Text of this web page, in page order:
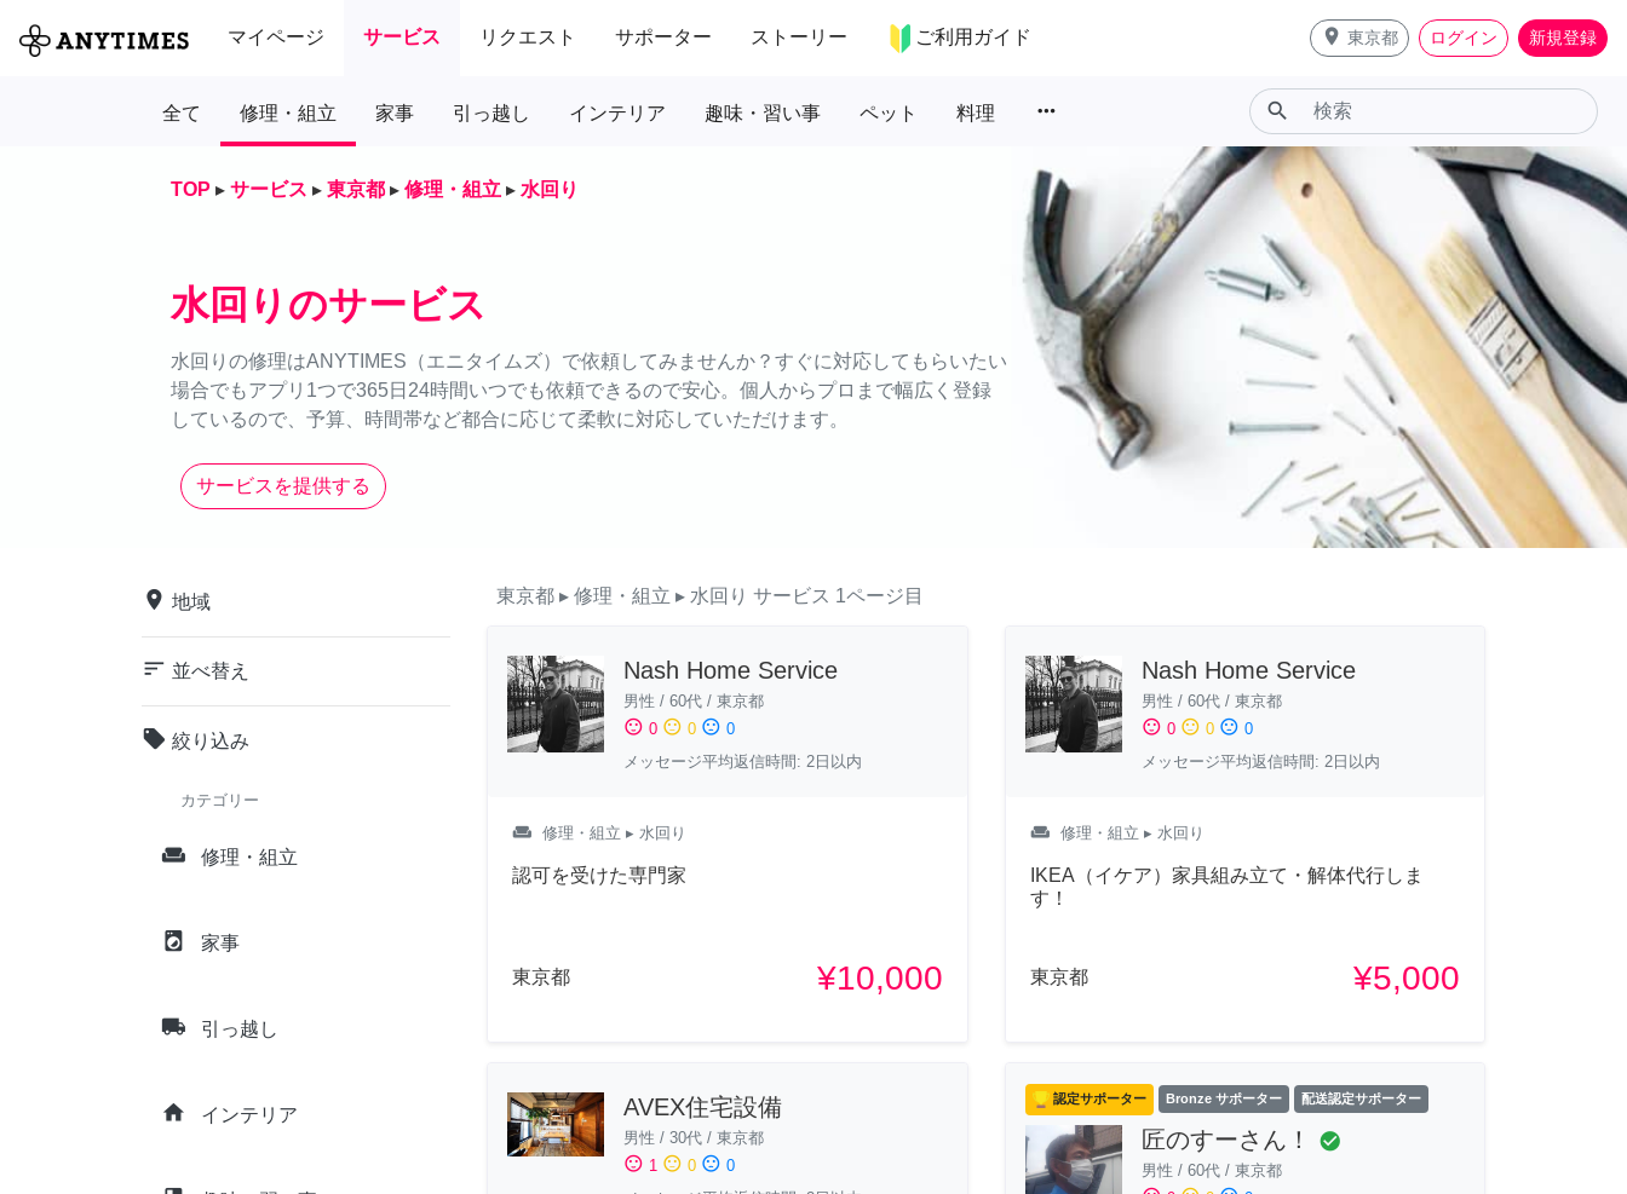
マイページ サービス リクエスト サポーター ストーリー ご利用ガイド place 東京都 ログイン 新規登録
全て 修理・組立 家事 引っ越し インテリア 趣味・習い事 ペット 料理 more_horiz search
TOP ▸ サービス ▸ 東京都 ▸ 修理・組立 ▸ 水回り
水回りのサービス
水回りの修理はANYTIMES（エニタイムズ）で依頼してみませんか？すぐに対応してもらいたい
場合でもアプリ1つで365日24時間いつでも依頼できるので安心。個人からプロまで幅広く登録
しているので、予算、時間帯など都合に応じて柔軟に対応していただけます。
サービスを提供する
place 地域
sort 並べ替え
local_offer 絞り込み
カテゴリー
weekend 修理・組立
local_laundry_service 家事
local_shipping 引っ越し
home インテリア
東京都 ▸ 修理・組立 ▸ 水回り サービス 1ページ目
Nash Home Service
男性 / 60代 / 東京都
sentiment_satisfied 0 sentiment_neutral 0 sentiment_dissatisfied 0
メッセージ平均返信時間: 2日以内
weekend 修理・組立 ▸ 水回り
認可を受けた専門家
東京都 ¥10,000
Nash Home Service
男性 / 60代/ 東京都
sentiment_satisfied 0 sentiment_neutral 0 sentiment_dissatisfied 0
メッセージ平均返信時間: 2日以内
weekend 修理・組立 ▸ 水回り
IKEA（イケア）家具組み立て・解体代行しま
す！
東京都 ¥5,000
AVEX住宅設備
男性 / 30代 / 東京都
sentiment_satisfied 1 sentiment_neutral 0 sentiment_dissatisfied 0
認定サポーター Bronze サポーター 配送認定サポーター
匠のすーさん！ check_circle
男性 / 60代/ 東京都